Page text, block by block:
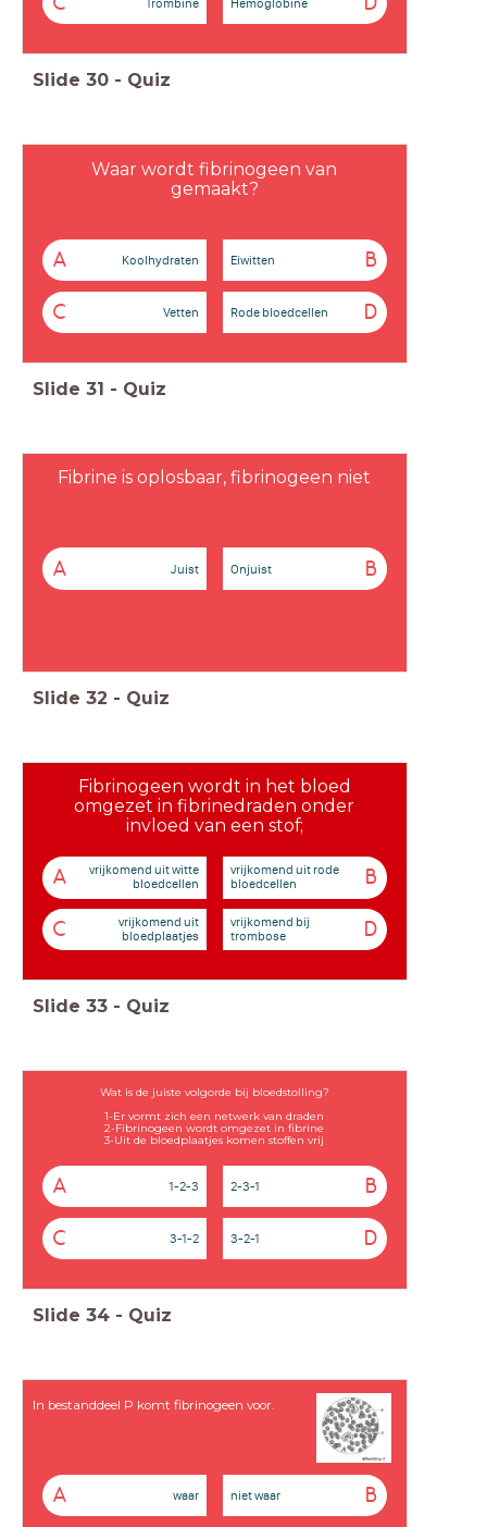
Slide 30 - Quiz
Waar wordt fibrinogeen van
gemaakt?
A Koolhydraten B
Eiwitten
C Vetten D
Rode bloedcellen
Slide 31 - Quiz
Fibrine is oplosbaar, fibrinogeen niet
A Juist B
Onjuist
Slide 32 - Quiz
Fibrinogeen wordt in het bloed
omgezet in fibrinedraden onder
invloed van een stof;
A
vrijkomend uit witte
bloedcellen
B
vrijkomend uit rode
bloedcellen
C
vrijkomend uit
bloedplaatjes
D
vrijkomend bij
trombose
Slide 33 - Quiz
Wat is de juiste volgorde bij bloedstolling?
1-Er vormt zich een netwerk van draden
2-Fibrinogeen wordt omgezet in fibrine
3-Uit de bloedplaatjes komen stoffen vrij
A 1-2-3 B
2-3-1
C 3-1-2 D
3-2-1
Slide 34 - Quiz
In bestanddeel P komt fibrinogeen voor.
A waar B
niet waar